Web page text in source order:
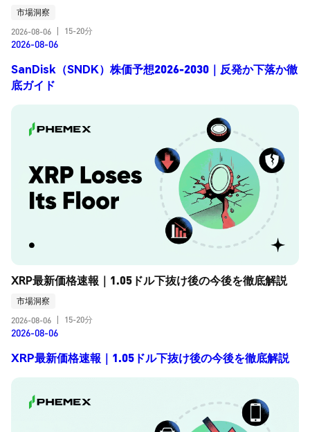
市場洞察
2026-08-06
15-20分
2026-08-06
SanDisk（SNDK）株価予想2026-2030｜反発か下落か徹
底ガイド
XRP最新価格速報｜1.05ドル下抜け後の今後を徹底解説
市場洞察
2026-08-06
15-20分
2026-08-06
XRP最新価格速報｜1.05ドル下抜け後の今後を徹底解説